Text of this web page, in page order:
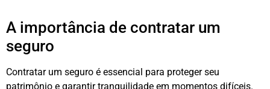
A importância de contratar um
seguro
Contratar um seguro é essencial para proteger seu
patrimônio e garantir tranquilidade em momentos difíceis.